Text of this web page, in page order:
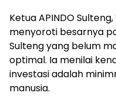
Ketua APINDO
menyoroti besarnya
Sulteng yang belum
optimal. Ia menilai
investasi adalah
manusia.